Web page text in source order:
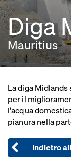
Diga
Mauritius
La diga Midlands
per il
l'acqua
pianura nella
Indietro